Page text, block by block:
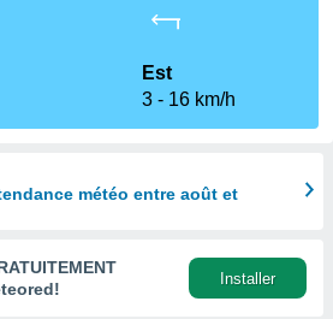
Est
3
16 km/h
météo entre août et
Installer